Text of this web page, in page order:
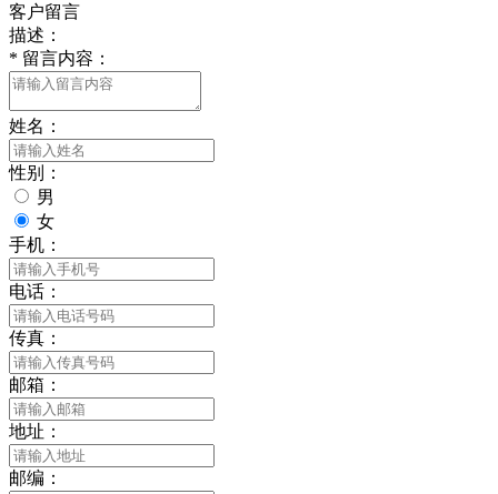
客户留言
描述：
* 留言内容：
姓名：
性别：
男
女
手机：
电话：
传真：
邮箱：
地址：
邮编：